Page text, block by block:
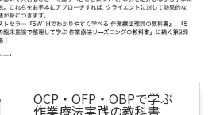
OCP・OFP・OBPで学ぶ